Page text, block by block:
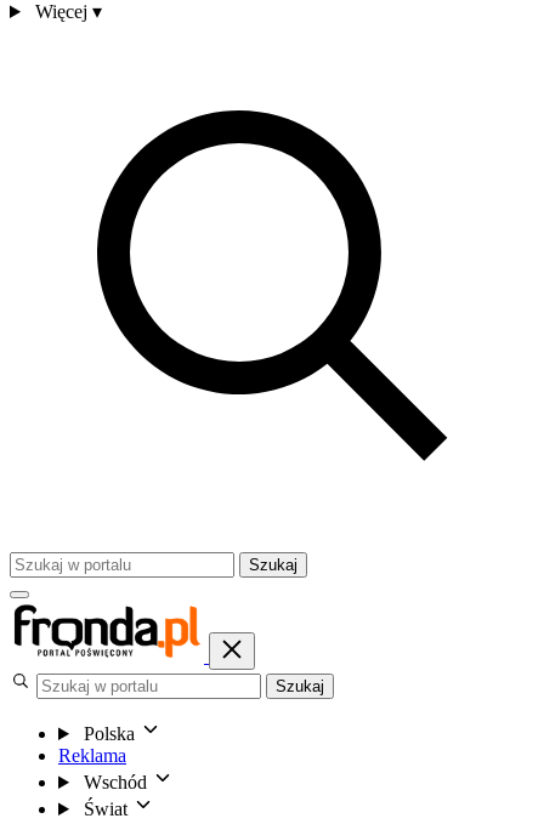
Więcej ▾
Szukaj
Szukaj
Polska
Reklama
Wschód
Świat